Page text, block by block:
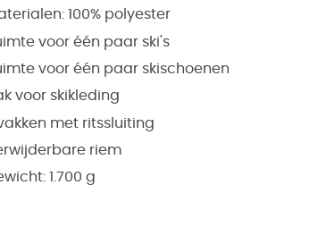
100% polyester
voor één paar ski's
voor één paar skischoenen
voor skikleding
met ritssluiting
riem
1.700 g